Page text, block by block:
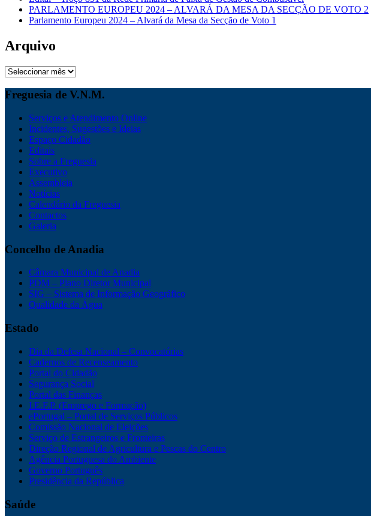
PARLAMENTO EUROPEU 2024 – ALVARÁ DA MESA DA SECÇÃO DE VOTO 2
Parlamento Europeu 2024 – Alvará da Mesa da Secção de Voto 1
Arquivo
Arquivo
Freguesia de V.N.M.
Serviços e Atendimento Online
Incidentes, Sugestões e Ideias
Espaço Cidadão
Editais
Sobre a Freguesia
Executivo
Assembleia
Notícias
Calendário da Freguesia
Contactos
Galeria
Concelho de Anadia
Câmara Municipal de Anadia
PDM – Plano Diretor Municipal
SIG – Sistema de Informação Geográfico
Qualidade da Água
Estado
Dia da Defesa Nacional – Convocatórias
Cadernos de Recenseamento
Portal do Cidadão
Segurança Social
Portal das Finanças
I.E.F.P. (Emprego e Formação)
ePortugal – Portal de Serviços Públicos
Comissão Nacional de Eleições
Serviço de Estrangeiros e Fronteiras
Direção Regional de Agricultura e Pescas do Centro
Agência Portuguesa do Ambiente
Governo Português
Presidência da República
Saúde